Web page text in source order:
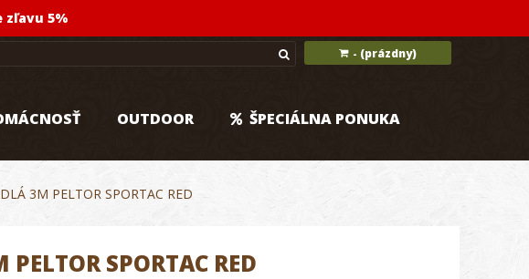
5%
- (prázdny)
OUTDOOR ŠPECIÁLNA PONUKA
3M PELTOR SPORTAC RED
SPORTAC RED